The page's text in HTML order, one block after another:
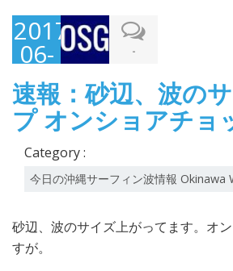
2017-
06-
14
-
速報：砂辺、波の
プ オンショアチョ
Category :
今日の沖縄サーフィン波情報 Okinawa
砂辺、波のサイズ上がってます。オ
すが。